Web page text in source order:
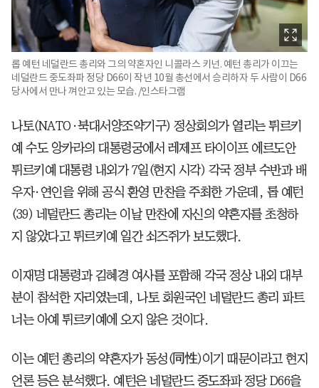
롭 예턴 네덜란드 총리와 그의 약혼자인 니콜라스 키넌. 예턴 총리가 이끄는
네덜란드 중도좌파 정당 D66이 작년 10월 총선에서 승리하자 두 사람이 D66
당사에서 만나 껴안고 있는 모습. /인스타그램
나토(NATO·북대서양조약기구) 정상회의가 열리는 튀르키
예 수도 앙카라의 대통령궁에서 레제프 타이이프 에르도안
튀르키예 대통령 내외가 7일(현지 시각) 각국 정부 수반과 배
우자·연인을 위해 공식 환영 만찬을 주최한 가운데, 롭 예턴
(39) 네덜란드 총리는 이날 만찬에 자신의 약혼자를 초청하
지 않았다고 튀르키예 일간 쇠즈쥐가 보도했다.
이재명 대통령과 김혜경 여사를 포함해 각국 정상 내외 대부
분이 참석한 자리였는데, 나토 회원국인 네덜란드 총리 파트
너는 아예 튀르키예에 오지 않은 것이다.
이는 예턴 총리의 약혼자가 동성(同性)이기 때문이라고 현지
언론 등은 분석했다. 예턴은 네덜란드 중도좌파 정당 D66을